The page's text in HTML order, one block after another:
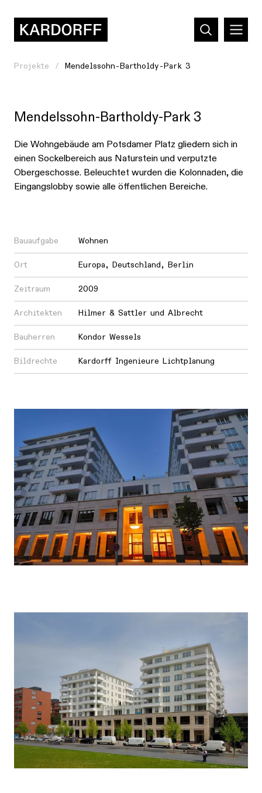
Projekte Mendelssohn-Bartholdy-Park 3
Mendelssohn-Bartholdy-Park 3
Die Wohngebäude am Potsdamer Platz gliedern sich in
einen Sockelbereich aus Naturstein und verputzte
Obergeschosse. Beleuchtet wurden die Kolonnaden, die
Eingangslobby sowie alle öffentlichen Bereiche.
Bauaufgabe Wohnen
Ort Europa, Deutschland, Berlin
Zeitraum 2009
Architekten Hilmer & Sattler und Albrecht
Bauherren Kondor Wessels
Bildrechte Kardorff Ingenieure Lichtplanung